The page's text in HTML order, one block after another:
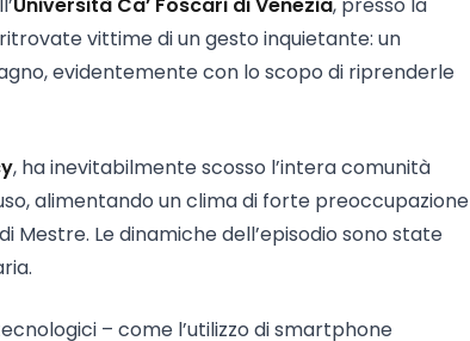
vittime di un gesto inquietante: un
evidentemente con lo scopo di riprenderle
, ha inevitabilmente scosso l’intera comunità
alimentando un clima di forte preoccupazione
Le dinamiche dell’episodio sono state
– come l’utilizzo di smartphone